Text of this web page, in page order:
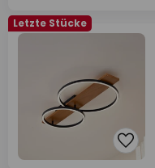
Letzte Stücke